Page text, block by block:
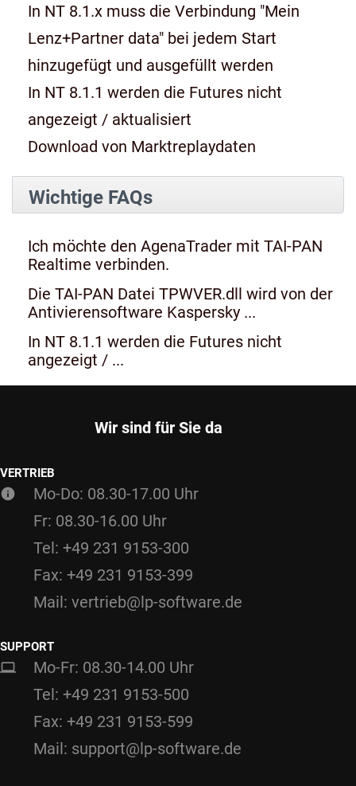
In NT 8.1.x muss die Verbindung "Mein
Lenz+Partner data" bei jedem Start
hinzugefügt und ausgefüllt werden
In NT 8.1.1 werden die Futures nicht
angezeigt / aktualisiert
Download von Marktreplaydaten
Wichtige FAQs
Ich möchte den AgenaTrader mit TAI-PAN
Realtime verbinden.
Die TAI-PAN Datei TPWVER.dll wird von der
Antivierensoftware Kaspersky ...
In NT 8.1.1 werden die Futures nicht
angezeigt / ...
Wir sind für Sie da
VERTRIEB
Mo-Do: 08.30-17.00 Uhr
Fr: 08.30-16.00 Uhr
Tel: +49 231 9153-300
Fax: +49 231 9153-399
Mail: vertrieb@lp-software.de
SUPPORT
Mo-Fr: 08.30-14.00 Uhr
Tel: +49 231 9153-500
Fax: +49 231 9153-599
Mail: support@lp-software.de